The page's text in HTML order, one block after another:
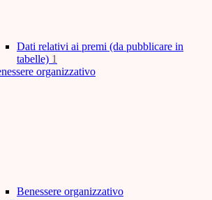
Dati relativi ai premi (da pubblicare in
tabelle) 1
organizzativo
Benessere organizzativo